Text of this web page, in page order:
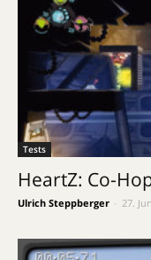
Tests
HeartZ: Co-
Ulrich Steppberger 27.